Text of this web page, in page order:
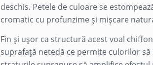
deschis. Petele de culoare se
cromatic cu profunzime și mișcare
Fin și ușor ca structură acest voal
suprafață netedă ce permite culorilor